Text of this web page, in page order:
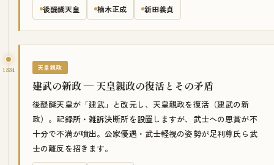
後醍醐天皇 楠木正成 新田義貞
1334 天皇親政
建武の新政 — 天皇親政の復活とその矛盾
後醍醐天皇が「建武」と改元し、天皇親政を復活（建武の新
政）。記録所・雑訴決断所を設置しますが、武士への恩賞が不
十分で不満が噴出。公家優遇・武士軽視の姿勢が足利尊氏ら武
士の離反を招きます。